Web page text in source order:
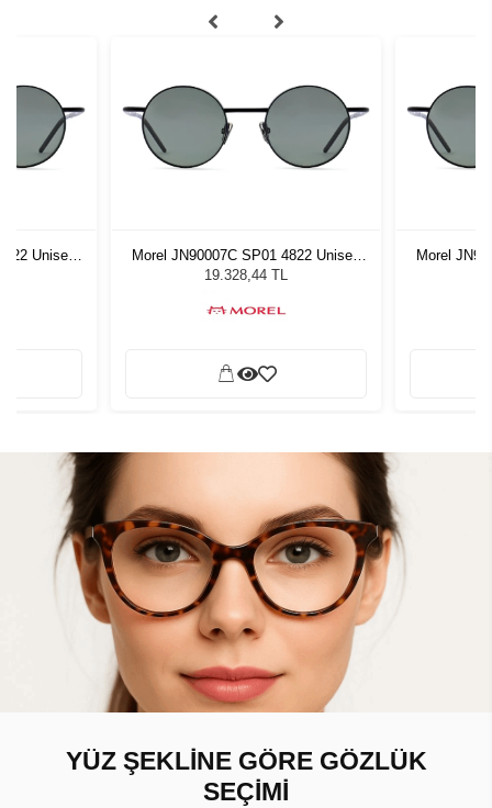
Unisex
Morel JN90007C SP01 4822 Unisex
Güneş Gözlüğü
19.328,44 TL
Morel
YÜZ ŞEKLİNE GÖRE GÖZLÜK
SEÇİMİ